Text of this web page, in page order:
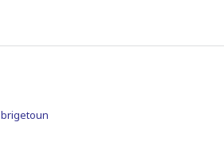
brigetoun